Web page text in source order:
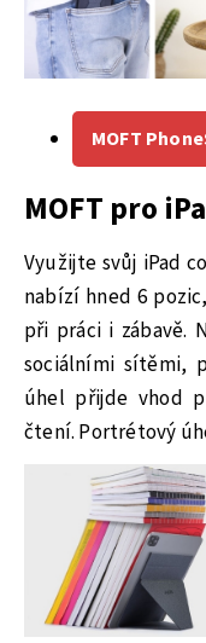
MOFT
MOFT pro
Využijte svůj iPad
nabízí hned 6
při práci i zábavě.
sociálními sítěmi,
úhel přijde vhod
čtení. Portrétový